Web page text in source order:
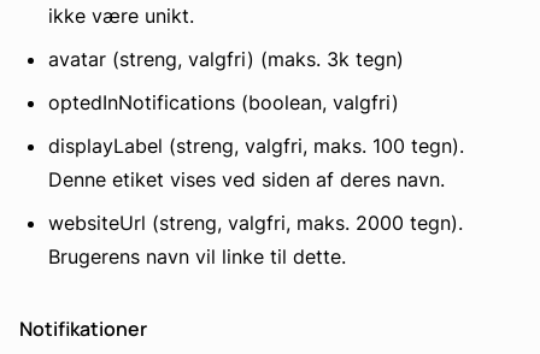
ikke være unikt.
avatar (streng, valgfri) (maks. 3k tegn)
optedInNotifications (boolean, valgfri)
displayLabel (streng, valgfri, maks. 100 tegn).
Denne etiket vises ved siden af deres navn.
websiteUrl (streng, valgfri, maks. 2000 tegn).
Brugerens navn vil linke til dette.
Notifikationer